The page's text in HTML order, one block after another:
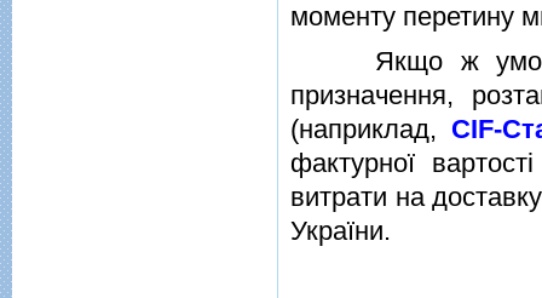
моменту перетину
Якщо ж
призначення,
(наприклад, CIF-
фактурної
витрати на
України.